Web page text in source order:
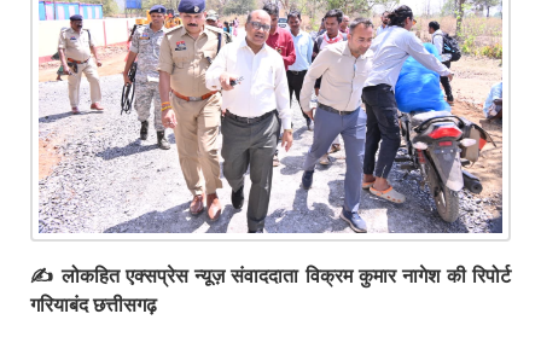
✍️ लोकहित एक्सप्रेस न्यूज़ संवाददाता विक्रम कुमार नागेश की रिपोर्ट
गरियाबंद छत्तीसगढ़